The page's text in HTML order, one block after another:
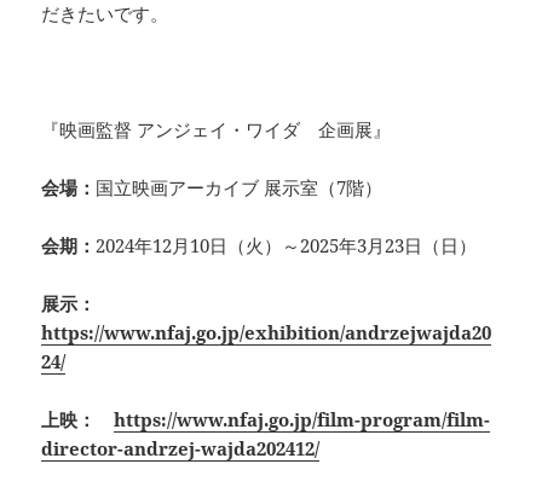
だきたいです。
『映画監督 アンジェイ・ワイダ 企画展』
会場： 国立映画アーカイブ 展示室（7階）
会期：2024年12月10日（火）～2025年3月23日（日）
展示：
https://www.nfaj.go.jp/exhibition/andrzejwajda20
24/
上映：https://www.nfaj.go.jp/film-program/film-
director-andrzej-wajda202412/